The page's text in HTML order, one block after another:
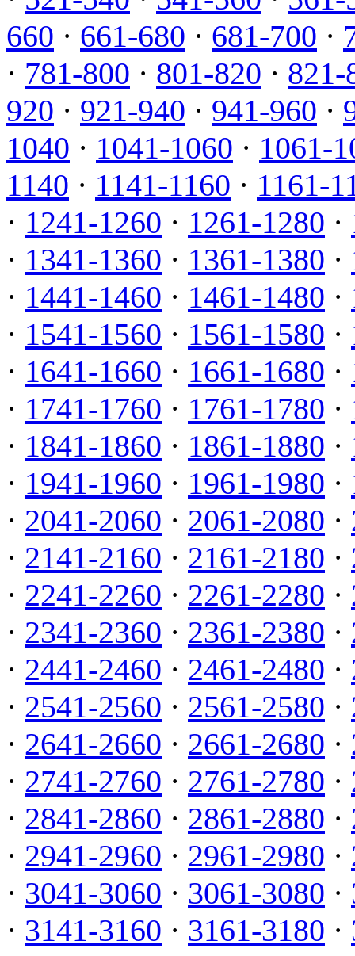
660 · 661-680 · 681-700 ·
· 781-800 · 801-820 · 821-
920 · 921-940 · 941-960 ·
1040 · 1041-1060 · 1061-
1140 · 1141-1160 · 1161-
· 1241-1260 · 1261-1280 ·
· 1341-1360 · 1361-1380 ·
· 1441-1460 · 1461-1480 ·
· 1541-1560 · 1561-1580 ·
· 1641-1660 · 1661-1680 ·
· 1741-1760 · 1761-1780 ·
· 1841-1860 · 1861-1880 ·
· 1941-1960 · 1961-1980 ·
· 2041-2060 · 2061-2080 ·
· 2141-2160 · 2161-2180 ·
· 2241-2260 · 2261-2280 ·
· 2341-2360 · 2361-2380 ·
· 2441-2460 · 2461-2480 ·
· 2541-2560 · 2561-2580 ·
· 2641-2660 · 2661-2680 ·
· 2741-2760 · 2761-2780 ·
· 2841-2860 · 2861-2880 ·
· 2941-2960 · 2961-2980 ·
· 3041-3060 · 3061-3080 ·
· 3141-3160 · 3161-3180 ·